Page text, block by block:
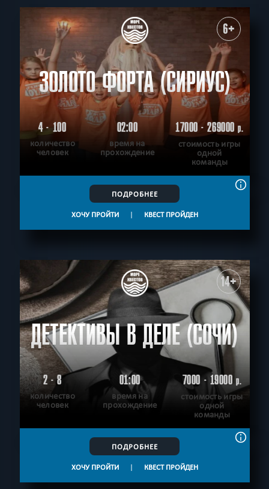
6+
ЗОЛОТО ФОРТА (СИРИУС)
4 - 100
количество
человек
02:00
время на
прохождение
17000 - 269000р.
стоимость игры
одной
команды
ПОДРОБНЕЕ
ХОЧУ ПРОЙТИ | КВЕСТ ПРОЙДЕН
14+
ДЕТЕКТИВЫ В ДЕЛЕ (СОЧИ)
2 - 8
количество
человек
01:00
время на
прохождение
7000 - 19000р.
стоимость игры
одной
команды
ПОДРОБНЕЕ
ХОЧУ ПРОЙТИ | КВЕСТ ПРОЙДЕН